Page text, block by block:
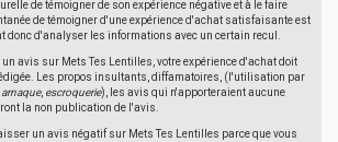
de témoigner de son expérience négative et à le faire
de témoigner d'une expérience d'achat satisfaisante est
donc d'analyser les informations avec un certain recul.
avis sur Mets Tes Lentilles, votre expérience d'achat doit
Les propos insultants, diffamatoires, (l'utilisation par
arnaque, escroquerie), les avis qui n'apporteraient aucune
la non publication de l'avis.
un avis négatif sur Mets Tes Lentilles parce que vous